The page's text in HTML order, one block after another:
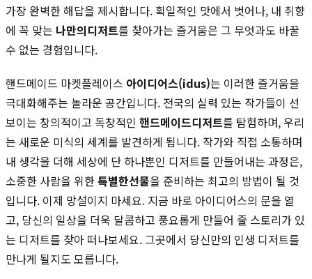
가장 완벽한 해답을 제시합니다. 획일적인 맛에서 벗어나, 내 취향
에 꼭 맞는 나만의디저트를 찾아가는 즐거움은 그 무엇과도 바꿀
수 없는 경험입니다.
핸드메이드 마켓플레이스 아이디어스(idus)는 이러한 즐거움을
극대화해주는 놀라운 공간입니다. 전국의 실력 있는 작가들이 선
보이는 창의적이고 독창적인 핸드메이드디저트를 탐험하며, 우리
는 새로운 미식의 세계를 발견하게 됩니다. 작가와 직접 소통하며
내 생각을 더해 세상에 단 하나뿐인 디저트를 만들어내는 과정은,
소중한 사람을 위한특별한선물을 준비하는 최고의 방법이 될 것
입니다. 이제 망설이지 마세요. 지금 바로 아이디어스의 문을 열
고, 당신의 일상을 더욱 달콤하고 풍요롭게 만들어 줄 스토리가 있
는 디저트를 찾아 떠나보세요. 그곳에서 당신만의 인생 디저트를
만나게 될지도 모릅니다.